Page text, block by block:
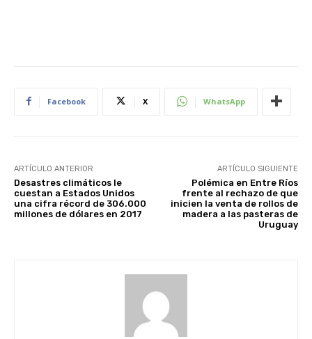
Facebook X WhatsApp
ARTÍCULO ANTERIOR
Desastres climáticos le
cuestan a Estados Unidos
una cifra récord de 306.000
millones de dólares en 2017
ARTÍCULO SIGUIENTE
Polémica en Entre Ríos
frente al rechazo de que
inicien la venta de rollos de
madera a las pasteras de
Uruguay